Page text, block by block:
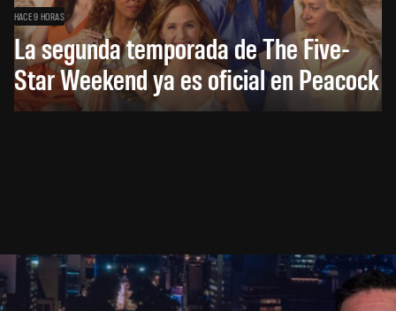
HACE 9 HORAS
La segunda temporada de The Five-
Star Weekend ya es oficial en Peacock